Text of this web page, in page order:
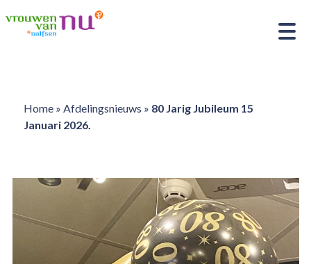
Home» Afdelingsnieuws » 80 Jarig Jubileum 15
Januari 2026.